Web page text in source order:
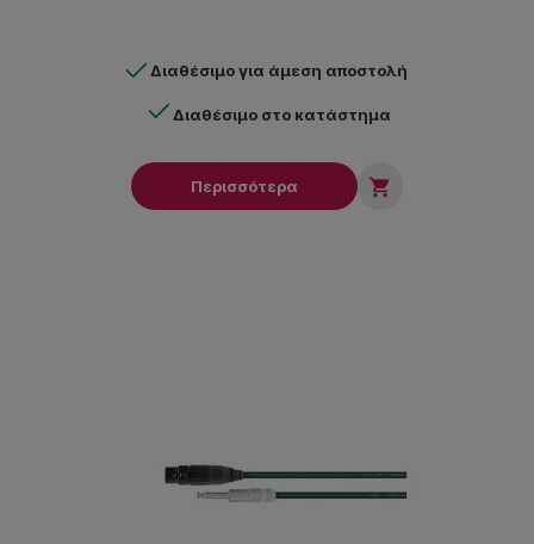
Διαθέσιμο για άμεση αποστολή
Διαθέσιμο στο κατάστημα
Περισσότερα 